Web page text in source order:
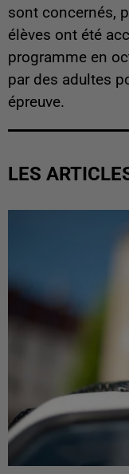
sont concernés,
élèves ont été
programme en
par des adultes
épreuve.
LES